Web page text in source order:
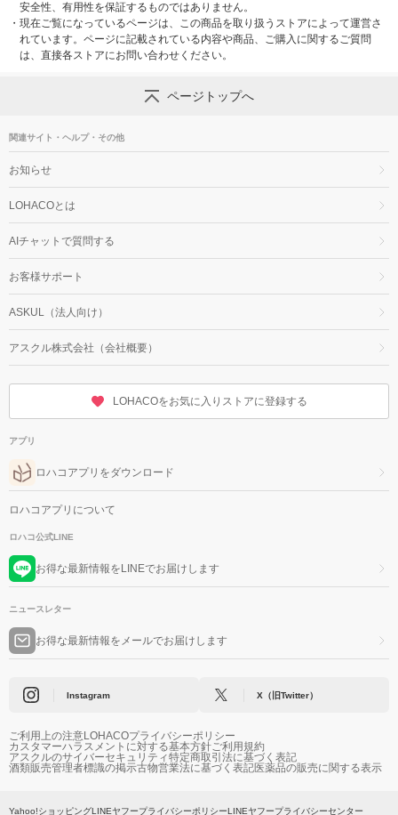
安全性、有用性を保証するものではありません。
・ 現在ご覧になっているページは、この商品を取り扱うストアによって運営さ
れています。ページに記載されている内容や商品、ご購入に関するご質問
は、直接各ストアにお問い合わせください。
ページトップへ
関連サイト・ヘルプ・その他
お知らせ
LOHACOとは
AIチャットで質問する
お客様サポート
ASKUL（法人向け）
アスクル株式会社（会社概要）
LOHACOをお気に入りストアに登録する
アプリ
ロハコアプリをダウンロード
ロハコアプリについて
ロハコ公式LINE
お得な最新情報をLINEでお届けします
ニュースレター
お得な最新情報をメールでお届けします
Instagram X（旧Twitter）
ご利用上の注意LOHACOプライバシーポリシー
カスタマーハラスメントに対する基本方針ご利用規約
アスクルのサイバーセキュリティ特定商取引法に基づく表記
酒類販売管理者標識の掲示古物営業法に基づく表記医薬品の販売に関する表示
Yahoo!ショッピングLINEヤフープライバシーポリシーLINEヤフープライバシーセンター